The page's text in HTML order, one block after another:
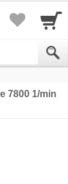
7800 1/min